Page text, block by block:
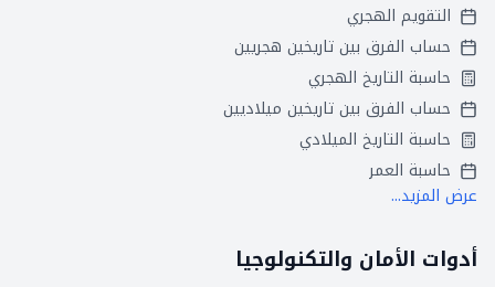
التقويم الهجري
حساب الفرق بين تاريخين هجريين
حاسبة التاريخ الهجري
حساب الفرق بين تاريخين ميلاديين
حاسبة التاريخ الميلادي
حاسبة العمر
عرض المزيد...
أدوات الأمان والتكنولوجيا